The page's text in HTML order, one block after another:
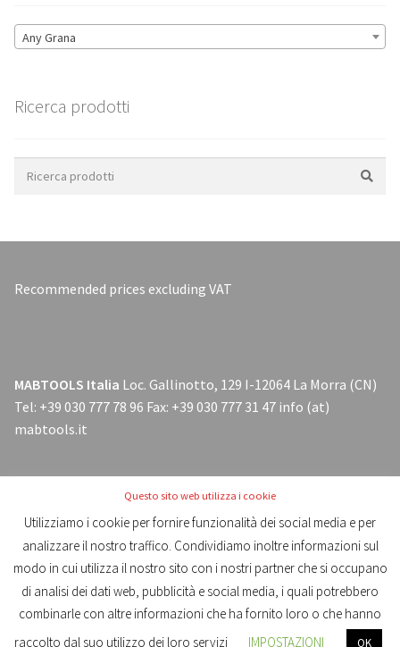
Any Grana
Ricerca prodotti
for:
Recommended prices excluding VAT
MABTOOLS Italia Loc. Gallinotto, 129 I-12064 La Morra (CN)
Tel: +39 030 777 78 96 Fax: +39 030 777 31 47 info (at)
mabtools.it
Catalogo MABTOOLS® 2020 AVDA
0
Questo sito web utilizza i cookie
Utilizziamo i cookie per fornire funzionalità dei social media e per
analizzare il nostro traffico. Condividiamo inoltre informazioni sul
modo in cui utilizza il nostro sito con i nostri partner che si occupano
di analisi dei dati web, pubblicità e social media, i quali potrebbero
combinarle con altre informazioni che ha fornito loro o che hanno
raccolto dal suo utilizzo dei loro servizi
IMPOSTAZIONI OK